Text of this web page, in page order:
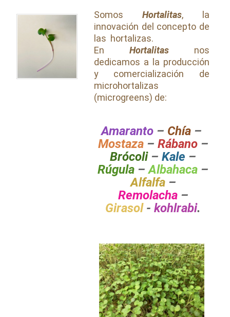
Somos Hortalitas, la
innovación del concepto de
las hortalizas.
En Hortalitasnos
dedicamos a la producción
y comercialización de
microhortalizas
(microgreens) de:
Amaranto – Chía –
Mostaza– Rábano–
Brócoli–Kale –
Rúgula –Albahaca –
Alfalfa–
Remolacha–
Girasol-kohlrabi.